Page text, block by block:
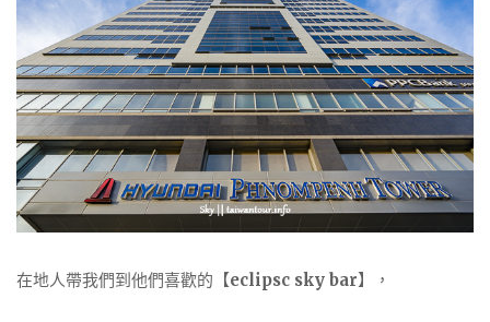
在地人帶我們到他們喜歡的【eclipsc sky bar】，